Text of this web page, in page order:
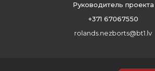
Руководитель проекта
+371 67067550
rolands.nezborts@bt1.lv